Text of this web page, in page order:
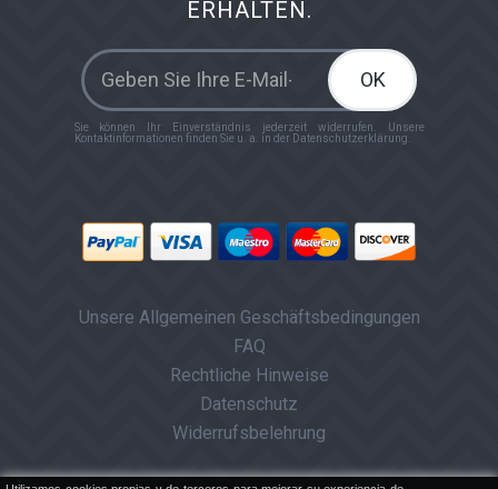
ERHALTEN.
OK
Sie können Ihr Einverständnis jederzeit widerrufen. Unsere
Kontaktinformationen finden Sie u. a. in der Datenschutzerklärung.
Unsere Allgemeinen Geschäftsbedingungen
FAQ
Rechtliche Hinweise
Datenschutz
Widerrufsbelehrung
X